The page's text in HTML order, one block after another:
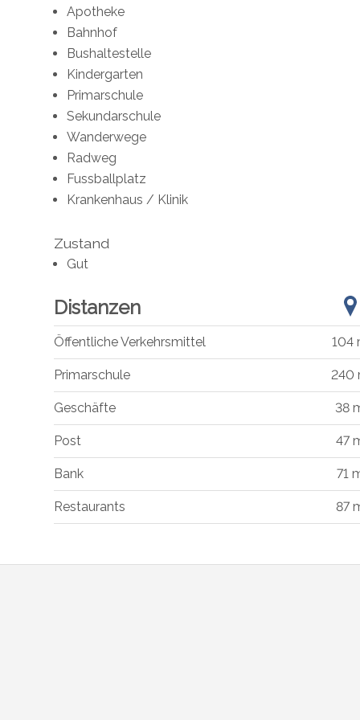
Apotheke
Bahnhof
Bushaltestelle
Kindergarten
Primarschule
Sekundarschule
Wanderwege
Radweg
Fussballplatz
Krankenhaus / Klinik
Zustand
Gut
Distanzen
Öffentliche Verkehrsmittel 104
Primarschule 240
Geschäfte 38
Post 47
Bank 71
Restaurants 87